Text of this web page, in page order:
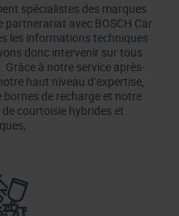
spécialistes des marques
partnerariat avec BOSCH Car
les informations techniques
donc intervenir sur tous
Grâce à notre service après-
haut niveau d’expertise,
de recharge et notre
courtoisie hybrides et